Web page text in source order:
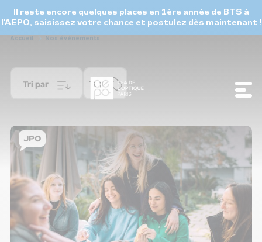
Il reste encore quelques places en 1ère année de BTS à
l'AEPO, saisissez votre chance et postulez dès maintenant !
Nos formations
Le campus
Les métiers
Recruter un alternant
Nos événements
Accueil Nos événements
Tri par Tag
JPO